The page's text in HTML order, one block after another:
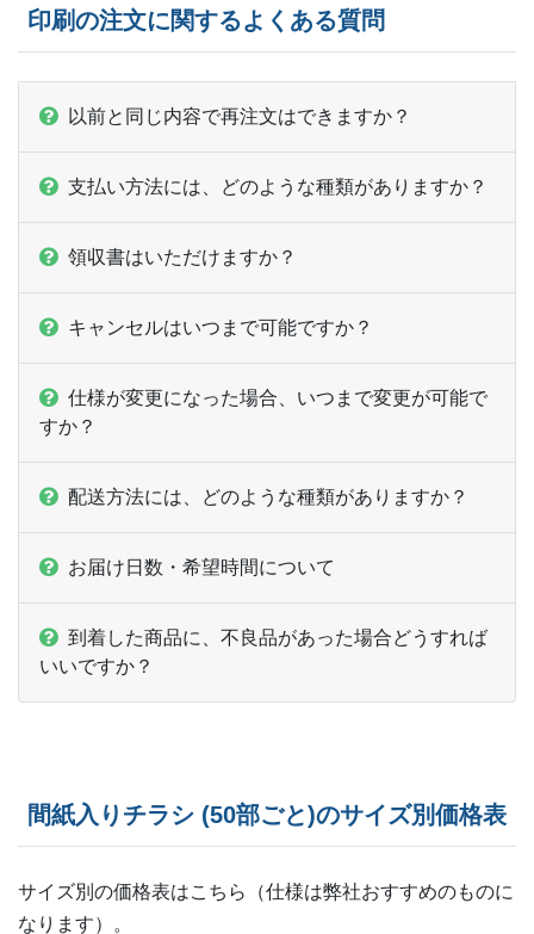
21,500部
22,000部 ー ¥ 32,164
22,500部
ー
24,000部 ー
24,500部
ー
25,500部
ー ー
26,500部
27,000部 ー
27,500部 ー
29,500部
30,000部 ー ー
印刷の注文に関するよくある質問
以前と同じ内容で再注文はできますか？
支払い方法には、どのような種類がありますか？
領収書はいただけますか？
キャンセルはいつまで可能ですか？
仕様が変更になった場合、いつまで変更が可能で
すか？
配送方法には、どのような種類がありますか？
お届け日数・希望時間について
到着した商品に、不良品があった場合どうすれば
いいですか？
間紙入りチラシ (50部ごと)のサイズ別価格表
サイズ別の価格表はこちら（仕様は弊社おすすめのものに
なります）。